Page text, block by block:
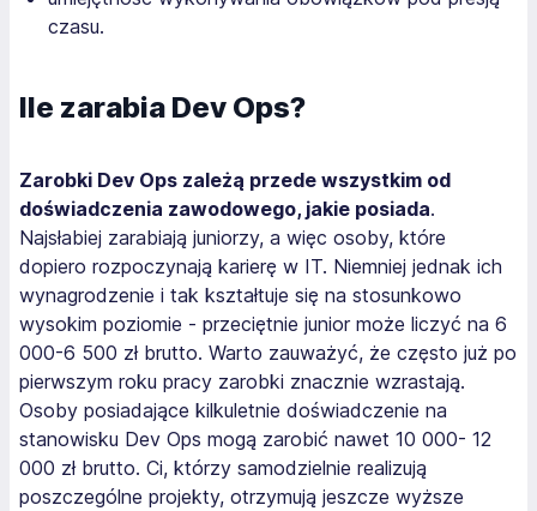
czasu.
Ile zarabia Dev Ops?
Zarobki Dev Ops zależą przede wszystkim od
doświadczenia zawodowego, jakie posiada.
Najsłabiej zarabiają juniorzy, a więc osoby, które
dopiero rozpoczynają karierę w IT. Niemniej jednak ich
wynagrodzenie i tak kształtuje się na stosunkowo
wysokim poziomie - przeciętnie junior może liczyć na 6
000-6 500 zł brutto. Warto zauważyć, że często już po
pierwszym roku pracy zarobki znacznie wzrastają.
Osoby posiadające kilkuletnie doświadczenie na
stanowisku Dev Ops mogą zarobić nawet 10 000- 12
000 zł brutto. Ci, którzy samodzielnie realizują
poszczególne projekty, otrzymują jeszcze wyższe